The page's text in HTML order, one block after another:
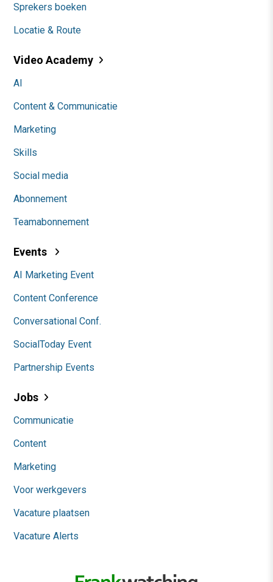
Sprekers boeken
Locatie & Route
Video Academy
AI
Content & Communicatie
Marketing
Skills
Social media
Abonnement
Teamabonnement
Events
AI Marketing Event
Content Conference
Conversational Conf.
SocialToday Event
Partnership Events
Jobs
Communicatie
Content
Marketing
Voor werkgevers
Vacature plaatsen
Vacature Alerts